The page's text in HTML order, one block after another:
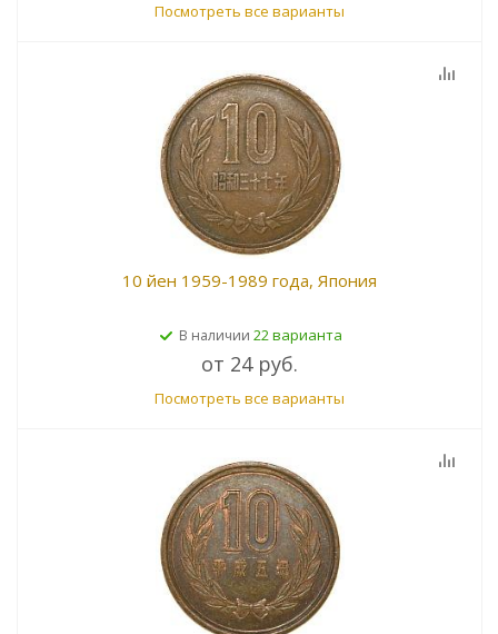
Посмотреть все варианты
10 йен 1959-1989 года, Япония
В наличии 22 варианта
от 24 руб.
Посмотреть все варианты